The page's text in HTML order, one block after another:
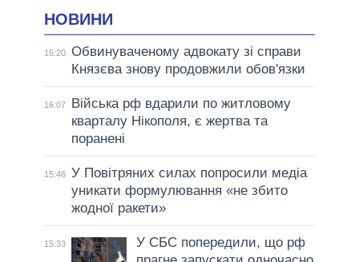
НОВИНИ
16:20 Обвинуваченому адвокату зі справи
Князєва знову продовжили обов'язки
16:07
Війська рф вдарили по житловому
кварталу Нікополя, є жертва та
поранені
15:46 У Повітряних силах попросили медіа
уникати формулювання «не збито
жодної ракети»
15:33
У СБС попередили, що рф